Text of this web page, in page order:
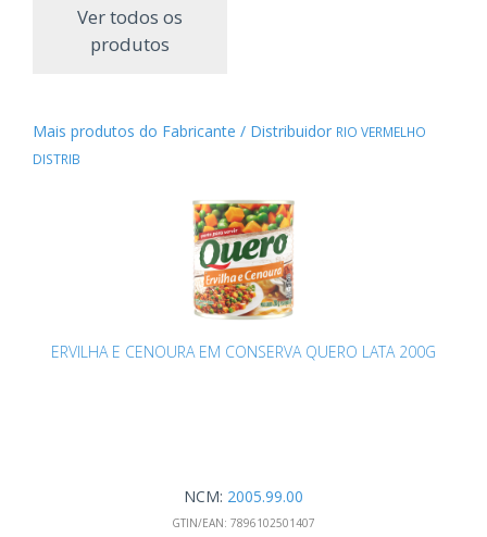
Ver todos os
produtos
Mais produtos do Fabricante / Distribuidor RIO VERMELHO
DISTRIB
ERVILHA E CENOURA EM CONSERVA QUERO LATA 200G
NCM: 2005.99.00
GTIN/EAN: 7896102501407